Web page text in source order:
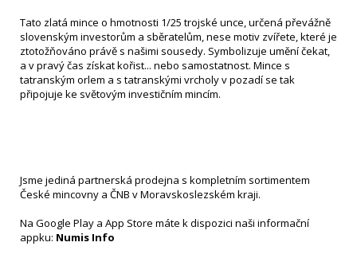
Tato zlatá mince o hmotnosti 1/25 trojské unce, určená převážně
slovenským investorům a sběratelům, nese motiv zvířete, které je
ztotožňováno právě s našimi sousedy. Symbolizuje umění čekat,
a v pravý čas získat kořist... nebo samostatnost. Mince s
tatranským orlem a s tatranskými vrcholy v pozadí se tak
připojuje ke světovým investičním mincím.
Jsme jediná partnerská prodejna s kompletním sortimentem
České mincovny a ČNB v Moravskoslezském kraji.
Na Google Play a App Store máte k dispozici naši informační
appku: Numis Info